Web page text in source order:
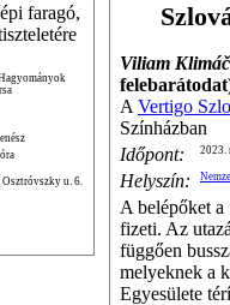
faragó,
Osztróvszky u. 6.
Viliam
A Vertigo
Színházban
Időpont:
2023.
Helyszín:
A belépőket
fizeti. Az
függően
melyeknek a
Egyesülete